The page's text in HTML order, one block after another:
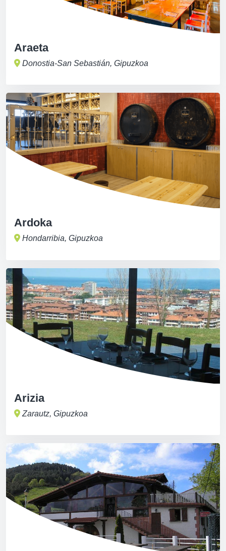
Araeta
Donostia-San Sebastián, Gipuzkoa
Ardoka
Hondarribia, Gipuzkoa
Arizia
Zarautz, Gipuzkoa